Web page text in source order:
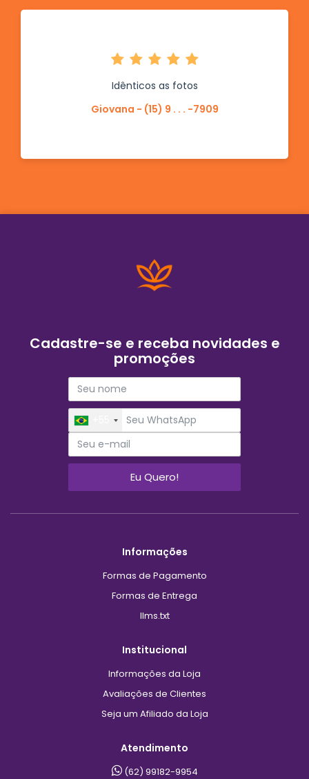
Idênticos as fotos
Giovana - (15) 9 . . . -7909
Cadastre-se e receba novidades e
promoções
Eu Quero!
Informações
Formas de Pagamento
Formas de Entrega
llms.txt
Institucional
Informações da Loja
Avaliações de Clientes
Seja um Afiliado da Loja
Atendimento
(62) 99182-9954